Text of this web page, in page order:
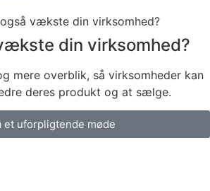
din virksomhed?
mere overblik, så virksomheder kan
deres produkt og at sælge.
et uforpligtende møde